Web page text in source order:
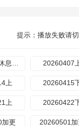
提示：播放失败请
20260407
上 20260415
上 20260422
更 20260501加